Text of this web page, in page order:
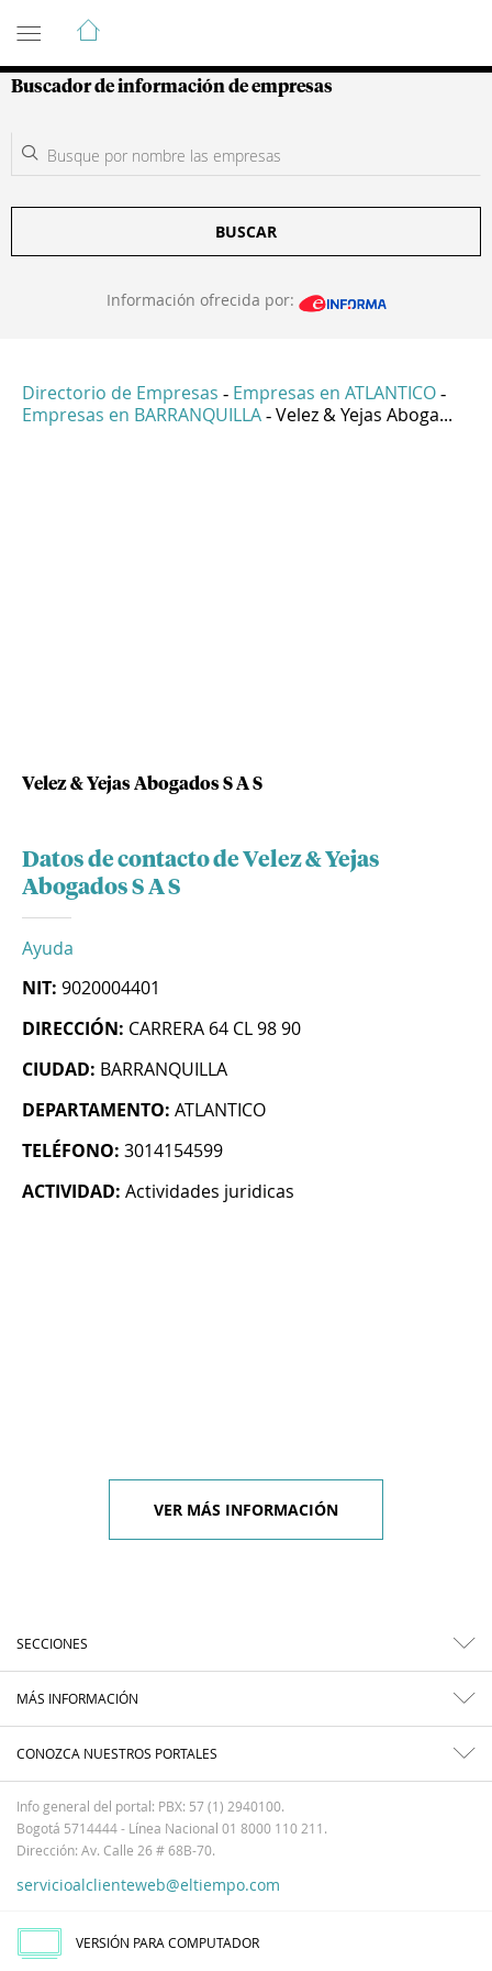
Guía de Empresas Colombianas
Buscador de información de empresas
BUSCAR
Información ofrecida por:
Directorio de Empresas - Empresas en ATLANTICO -
Empresas en BARRANQUILLA - Velez & Yejas Aboga...
Velez & Yejas Abogados S A S
Datos de contacto de Velez & Yejas
Abogados S A S
Ayuda
NIT: 9020004401
DIRECCIÓN: CARRERA 64 CL 98 90
CIUDAD: BARRANQUILLA
DEPARTAMENTO: ATLANTICO
TELÉFONO: 3014154599
ACTIVIDAD: Actividades juridicas
VER MÁS INFORMACIÓN
SECCIONES
MÁS INFORMACIÓN
CONOZCA NUESTROS PORTALES
Info general del portal: PBX: 57 (1) 2940100.
Bogotá 5714444 - Línea Nacional 01 8000 110 211.
Dirección: Av. Calle 26 # 68B-70.
servicioalclienteweb@eltiempo.com
VERSIÓN PARA COMPUTADOR